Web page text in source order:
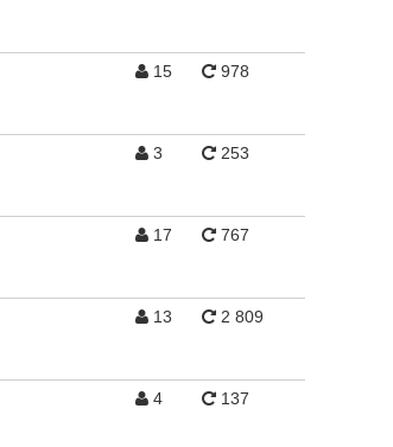
15 978
3 253
17 767
13 2 809
4 137